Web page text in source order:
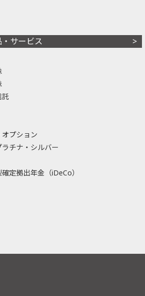
・サービス
託
プション
ラチナ・シルバー
定拠出年金（iDeCo）